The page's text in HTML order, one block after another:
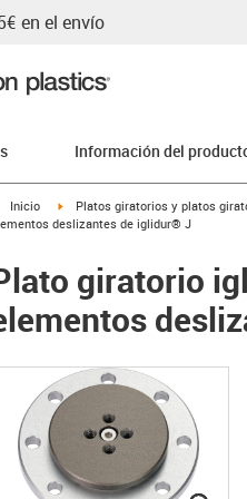
en el envío
Información del
icon-arrow-right
Inicio igus-icon-arrow-right
Platos giratorios y platos
deslizantes de iglidur® J
giratorio